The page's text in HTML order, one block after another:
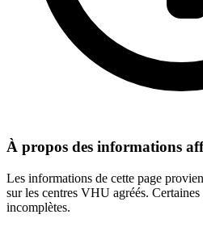
À propos des informations
Les informations de cette page
sur les centres VHU agréés.
incomplètes.